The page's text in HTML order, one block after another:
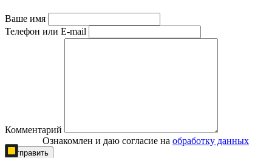
Ваше имя
Телефон или E-mail
Комментарий
Ознакомлен и даю согласие на обработку данных
Отправить